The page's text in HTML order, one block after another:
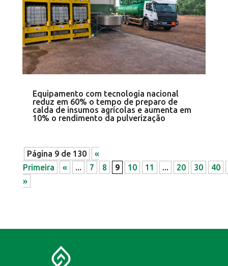
Equipamento com tecnologia nacional
reduz em 60% o tempo de preparo de
calda de insumos agrícolas e aumenta em
10% o rendimento da pulverização
Página 9 de 130
«
Primeira
« ... 7 8 9 10 11 ... 20 30
40
»